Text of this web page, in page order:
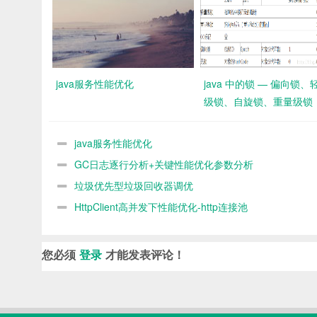
java服务性能优化
java 中的锁 — 偏向锁、
级锁、自旋锁、重量级锁
java服务性能优化
GC日志逐行分析+关键性能优化参数分析
垃圾优先型垃圾回收器调优
HttpClient高并发下性能优化-http连接池
您必须 登录 才能发表评论！